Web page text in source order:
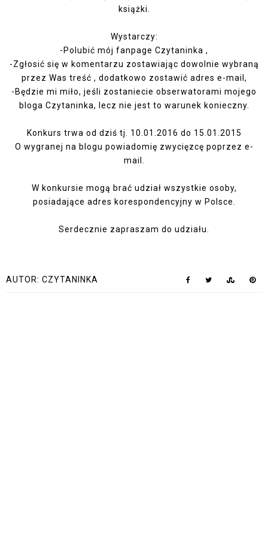
książki.
Wystarczy:
-Polubić mój fanpage Czytaninka ,
-Zgłosić się w komentarzu zostawiając dowolnie wybraną
przez Was treść , dodatkowo zostawić adres e-mail,
-Będzie mi miło, jeśli zostaniecie obserwatorami mojego
bloga Czytaninka, lecz nie jest to warunek konieczny.
Konkurs trwa od dziś tj. 10.01.2016 do 15.01.2015
O wygranej na blogu powiadomię zwycięzcę poprzez e-
mail.
W konkursie mogą brać udział wszystkie osoby,
posiadające adres korespondencyjny w Polsce.
Serdecznie zapraszam do udziału.
AUTOR: CZYTANINKA